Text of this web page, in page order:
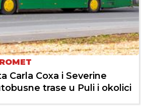
Carla Coxa i Severine
trase u Puli i okolici